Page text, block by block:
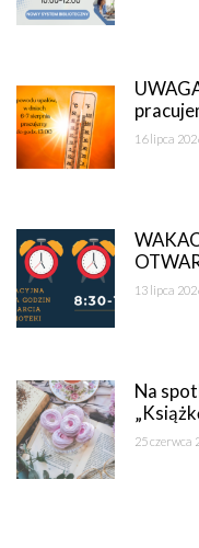
16 lipca
13 lipca
Na
25 czerwca